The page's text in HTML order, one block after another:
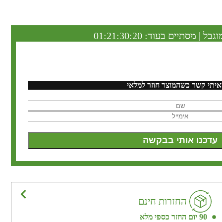
| מסתיים בעוד: 01:21:30:19
איתי קשר כשהמוצר חוזר למלאי
החזרות חינם
90 יום החזר כספי מלא